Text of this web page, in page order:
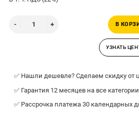
В
УЗНАТЬ
✅ Нашли дешевле? Сделаем скидку от
✅ Гарантия 12 месяцев на все
✅ Рассрочка платежа 30 календарных